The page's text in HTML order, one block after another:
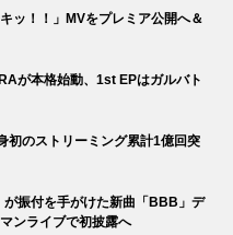
ッ！！」MVをプレミア公開へ＆
が本格始動、1st EPはガルバト
初のストリーミング累計1億回突
振付を手がけた新曲「BBB」デ
ンライブで初披露へ